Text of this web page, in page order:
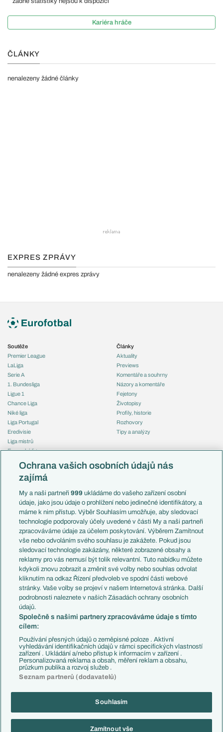
Kariéra hráče
ČLÁNKY
nenalezeny žádné články
EXPRES ZPRÁVY
nenalezeny žádné expres zprávy
Soutěže
Premier League
LaLiga
Serie A
1. Bundesliga
Ligue 1
Chance Liga
Niké liga
Liga Portugal
Eredivisie
Liga mistrů
Evropská liga
Mistrovství světa
Liga národů
Témata
Představení týmů MS
EuroSkauting
PL v kostce
Evropské koeficienty
Přestupy
Přestupové spekulace
Zranění
Kluby
Arsenal FC
Chelsea FC
Manchester United
AC Milán
Juventus FC
Bayern Mnichov
FC Barcelona
Real Madrid
Články
Aktuality
Previews
Komentáře a souhrny
Názory a komentáře
Fejetony
Životopisy
Profily, historie
Rozhovory
Tipy a analýzy
Česko
Francie
Itálie
Německo
Španělsko
Argentina
Brazílie
Přestupy
Zápasy
Livescore
Tipovací soutěž
Copyright © 2001-2026 EuroFotbal.cz. Využíváme zpravodajství ČTK.
Informace o zpracování osobních údajů
Ochrana vašich osobních údajů nás
zajímá
My a naši partneři999 ukládáme do vašeho zařízení osobní
údaje, jako jsou údaje o prohlížení nebo jedinečné identifikátory, a
máme k nim přístup. Výběr Souhlasím umožňuje, aby sledovací
technologie podporovaly účely uvedené v části My a naši partneři
zpracováváme údaje za účelem poskytování. Výběrem Zamítnout
vše nebo odvoláním svého souhlasu je zakážete. Pokud jsou
sledovací technologie zakázány, některé zobrazené obsahy a
reklamy pro vás nemusí být tolik relevantní. Tuto nabídku můžete
kdykoli znovu zobrazit a změnit své volby nebo souhlas odvolat
kliknutím na odkaz Řízení předvoleb ve spodní části webové
stránky. Vaše volby se projeví v našem Internetová stránka. Další
podrobnosti naleznete v našich Zásadách ochrany osobních
údajů.
Společně s našimi partnery zpracováváme údaje s tímto
cílem:
Používání přesných údajů o zeměpisné poloze . Aktivní
vyhledávání identifikačních údajů v rámci specifických vlastností
zařízení . Ukládání a/nebo přístup k informacím v zařízení .
Personalizovaná reklama a obsah, měření reklam a obsahu,
průzkum publika a rozvoj služeb .
Seznam partnerů (dodavatelů)
Souhlasím
Zamítnout vše